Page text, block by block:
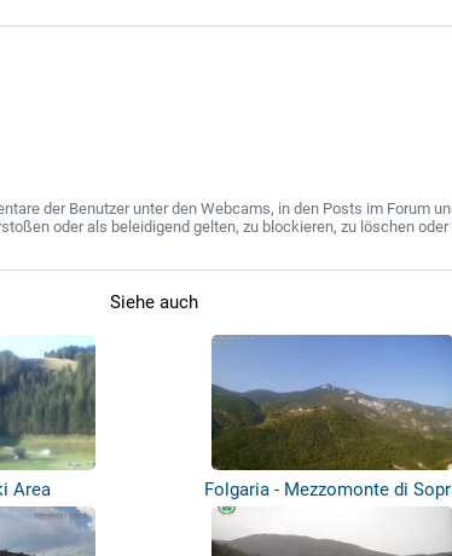
der Benutzer unter den Webcams, in den Posts im Forum
oder als beleidigend gelten, zu blockieren, zu löschen
Siehe auch
Area Folgaria - Mezzomonte di